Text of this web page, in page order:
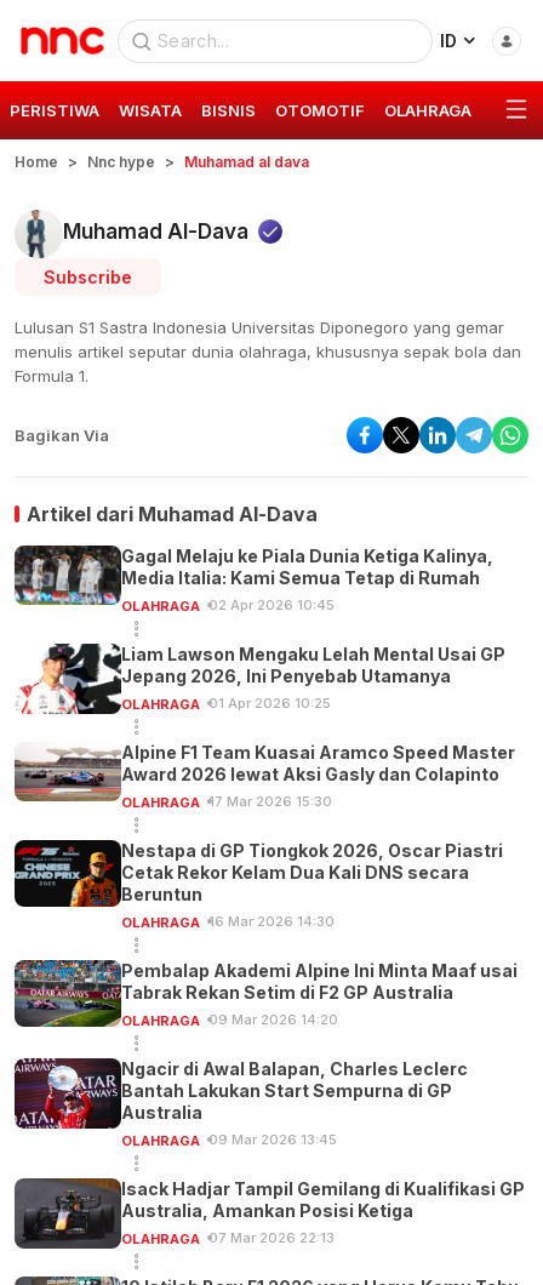
ID
PERISTIWA WISATA BISNIS OTOMOTIF OLAHRAGA GAYA
Home Nnc hype Muhamad al dava
Muhamad Al-Dava
Subscribe
Lulusan S1 Sastra Indonesia Universitas Diponegoro yang gemar
menulis artikel seputar dunia olahraga, khususnya sepak bola dan
Formula 1.
Bagikan Via
Artikel dari Muhamad Al-Dava
Gagal Melaju ke Piala Dunia Ketiga Kalinya,
Media Italia: Kami Semua Tetap di Rumah
OLAHRAGA 02 Apr 2026 10:45
Liam Lawson Mengaku Lelah Mental Usai GP
Jepang 2026, Ini Penyebab Utamanya
OLAHRAGA 01 Apr 2026 10:25
Alpine F1 Team Kuasai Aramco Speed Master
Award 2026 lewat Aksi Gasly dan Colapinto
OLAHRAGA 17 Mar 2026 15:30
Nestapa di GP Tiongkok 2026, Oscar Piastri
Cetak Rekor Kelam Dua Kali DNS secara
Beruntun
OLAHRAGA 16 Mar 2026 14:30
Pembalap Akademi Alpine Ini Minta Maaf usai
Tabrak Rekan Setim di F2 GP Australia
OLAHRAGA 09 Mar 2026 14:20
Ngacir di Awal Balapan, Charles Leclerc
Bantah Lakukan Start Sempurna di GP
Australia
OLAHRAGA 09 Mar 2026 13:45
Isack Hadjar Tampil Gemilang di Kualifikasi GP
Australia, Amankan Posisi Ketiga
OLAHRAGA 07 Mar 2026 22:13